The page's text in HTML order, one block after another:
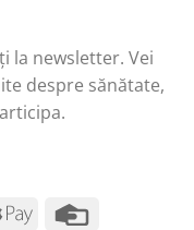
la newsletter. Vei
despre sănătate,